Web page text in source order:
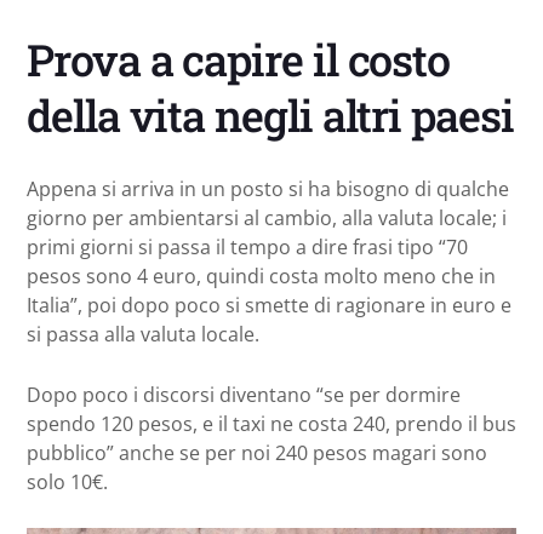
Prova a capire il costo
della vita negli altri paesi
Appena si arriva in un posto si ha bisogno di qualche
giorno per ambientarsi al cambio, alla valuta locale; i
primi giorni si passa il tempo a dire frasi tipo “70
pesos sono 4 euro, quindi costa molto meno che in
Italia”, poi dopo poco si smette di ragionare in euro e
si passa alla valuta locale.
Dopo poco i discorsi diventano “se per dormire
spendo 120 pesos, e il taxi ne costa 240, prendo il bus
pubblico” anche se per noi 240 pesos magari sono
solo 10€.